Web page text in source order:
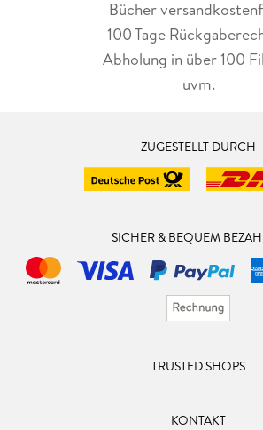
Bücher
100 Tage
Abholung in über 100
uvm.
ZUGESTELLT DURCH
SICHER & BEQUEM
TRUSTED SHOPS
KONTAKT